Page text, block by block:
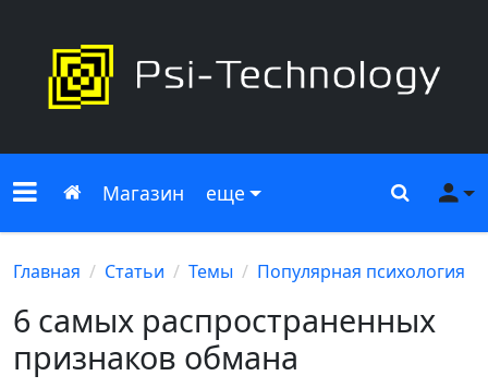
Меню сайта
Главная
Магазин еще Поиск
Главная Статьи Темы Популярная психология
6 самых распространенных
признаков обмана